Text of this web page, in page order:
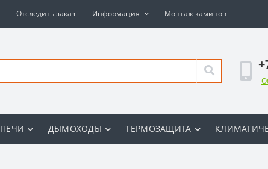
Отследить заказ Информация Монтаж каминов
ПЕЧИ ДЫМОХОДЫ ТЕРМОЗАЩИТА